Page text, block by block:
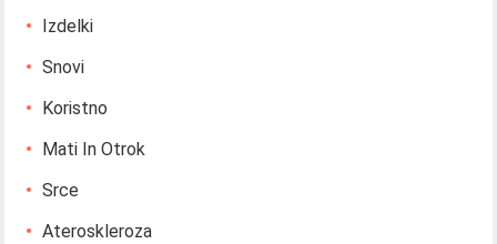
Izdelki
Snovi
Koristno
Mati In Otrok
Srce
Ateroskleroza